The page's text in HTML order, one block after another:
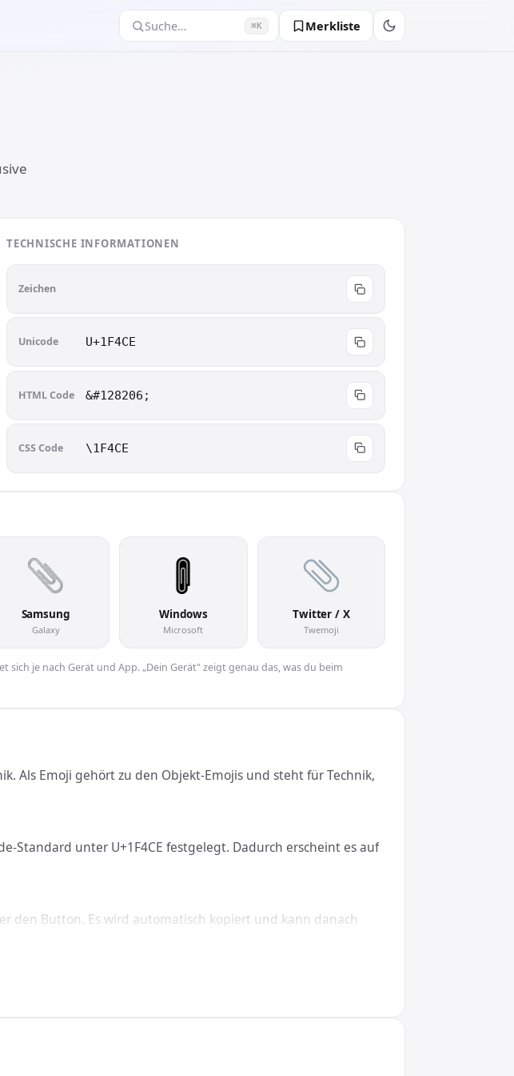
Suche… ⌘K Merkliste
TECHNISCHE INFORMATIONEN
Zeichen
Unicode U+1F4CE
HTML Code &#128206;
CSS Code \1F4CE
Samsung
Galaxy
Windows
Microsoft
Twitter / X
Twemoji
je nach Gerät und App. „Dein Gerät" zeigt genau das, was du beim
Als Emoji gehört zu den Objekt-Emojis und steht für Technik,
Standard unter U+1F4CE festgelegt. Dadurch erscheint es auf
den Button. Es wird automatisch kopiert und kann danach
auf Windows, macOS, Linux, iOS und Android.